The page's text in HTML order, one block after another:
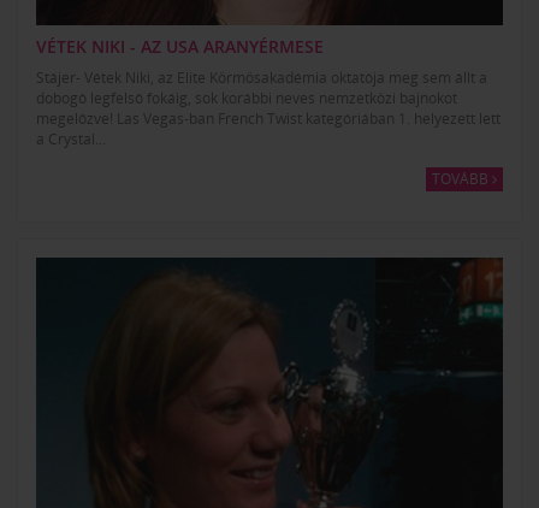
VÉTEK NIKI - AZ USA ARANYÉRMESE
Stájer- Vétek Niki, az Elite Körmösakadémia oktatója meg sem állt a
dobogó legfelső fokáig, sok korábbi neves nemzetközi bajnokot
megelőzve! Las Vegas-ban French Twist kategóriában 1. helyezett lett
a Crystal...
TOVÁBB